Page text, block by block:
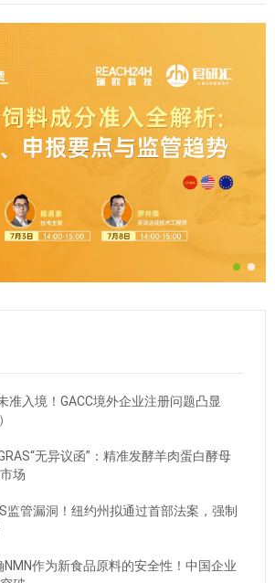
准入境！GACC境外企业注册问题凸显
无异议函”：精准发酵羊肉蛋白酵母
场
监管漏洞！纽约州拟通过首部法案，强制
NMN作为新食品原料的安全性！中国企业